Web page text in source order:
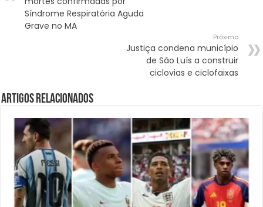
Síndrome Respiratória Aguda
Grave no MA
Próximo
Justiça condena município
de São Luís a construir
ciclovias e ciclofaixas
Artigos Relacionados